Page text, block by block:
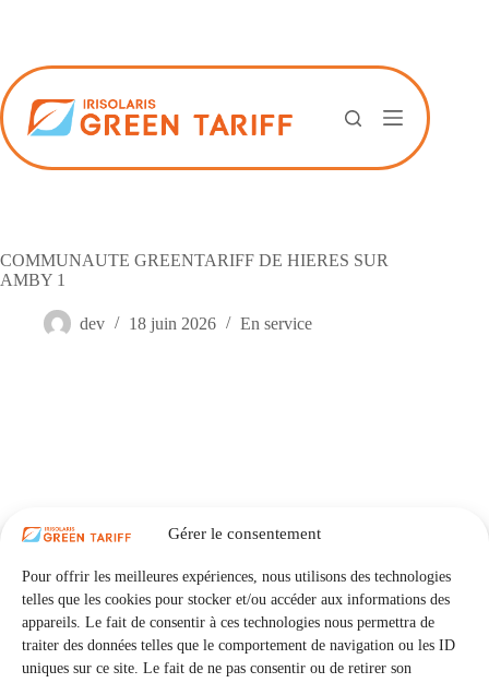
Gérer le consentement
Pour offrir les meilleures expériences, nous utilisons des technologies
telles que les cookies pour stocker et/ou accéder aux informations des
appareils. Le fait de consentir à ces technologies nous permettra de
traiter des données telles que le comportement de navigation ou les ID
uniques sur ce site. Le fait de ne pas consentir ou de retirer son
COMMUNAUTE GREENTARIFF DE HIERES SUR
AMBY 1
dev 18 juin 2026 En service